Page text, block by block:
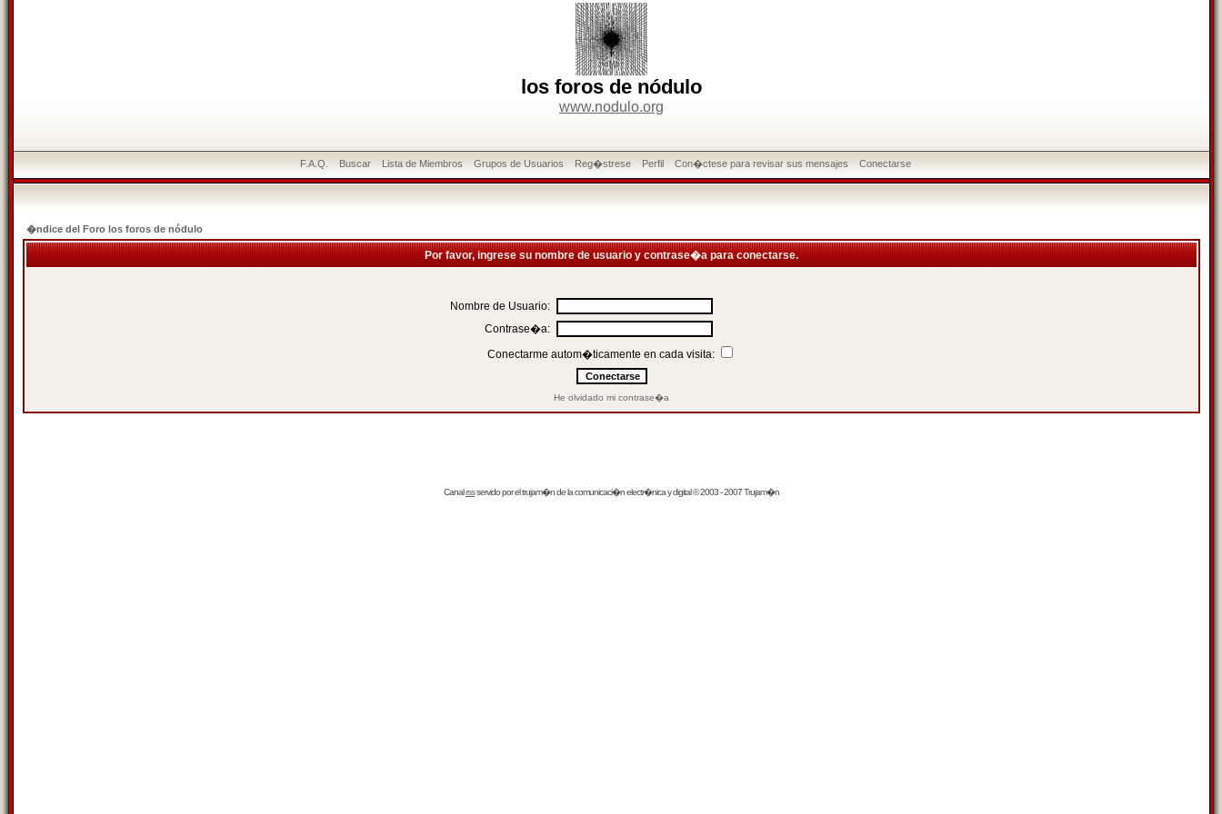
los foros de nódulo
www.nodulo.org
F.A.Q. Buscar Lista de Miembros Grupos de Usuarios Reg�strese Perfil Con�ctese para revisar sus mensajes Conectarse
�ndice del Foro los foros de nódulo
Por favor, ingrese su nombre de usuario y contrase�a para conectarse.
Nombre de Usuario:
Contrase�a:
Conectarme autom�ticamente en cada visita:
He olvidado mi contrase�a
Canalrssservido por eltrujam�nde la comunicaci�n electr�nica y digital © 2003 - 2007 Trujam�n